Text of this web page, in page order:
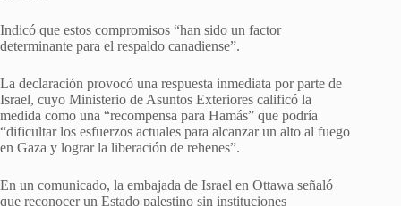
Indicó que estos compromisos “han sido un factor
determinante para el respaldo canadiense”.
La declaración provocó una respuesta inmediata por parte de
Israel, cuyo Ministerio de Asuntos Exteriores calificó la
medida como una “recompensa para Hamás” que podría
“dificultar los esfuerzos actuales para alcanzar un alto al fuego
en Gaza y lograr la liberación de rehenes”.
En un comunicado, la embajada de Israel en Ottawa señaló
que reconocer un Estado palestino sin instituciones